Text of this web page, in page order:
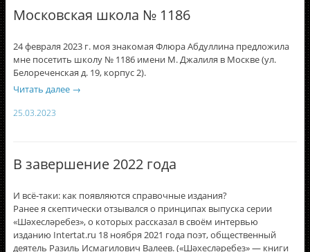
Московская школа № 1186
24 февраля 2023 г. моя знакомая Флюра Абдуллина предложила
мне посетить школу № 1186 имени М. Джалиля в Москве (ул.
Белореченская д. 19, корпус 2).
Читать далее →
25.03.2023
В завершение 2022 года
И всë-таки: как появляются справочные издания?
Ранее я скептически отзывался о принципах выпуска серии
«Шәхесләребез», о которых рассказал в своём интервью
изданию Intertat.ru 18 ноября 2021 года поэт, общественный
деятель Разиль Исмагилович Валеев. («Шәхесләребез» — книги